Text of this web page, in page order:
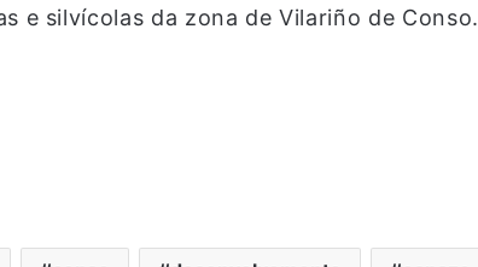
e silvícolas da zona de Vilariño de Conso.